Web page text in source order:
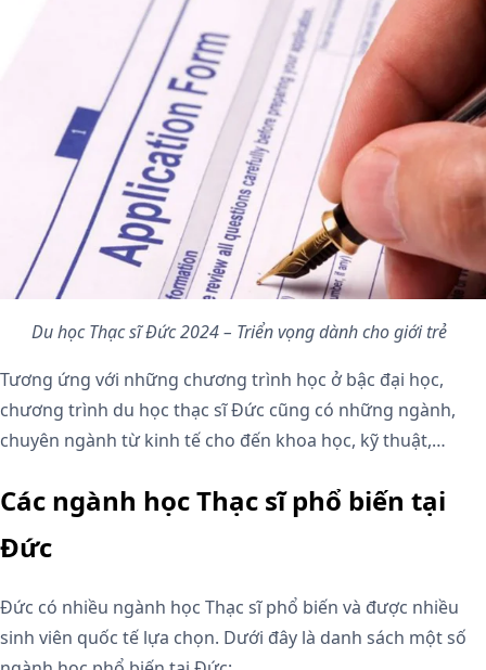
Du học Thạc sĩ Đức 2024 – Triển vọng dành cho giới trẻ
Tương ứng với những chương trình học ở bậc đại học,
chương trình du học thạc sĩ Đức cũng có những ngành,
chuyên ngành từ kinh tế cho đến khoa học, kỹ thuật,…
Các ngành học Thạc sĩ phổ biến tại
Đức
Đức có nhiều ngành học Thạc sĩ phổ biến và được nhiều
sinh viên quốc tế lựa chọn. Dưới đây là danh sách một số